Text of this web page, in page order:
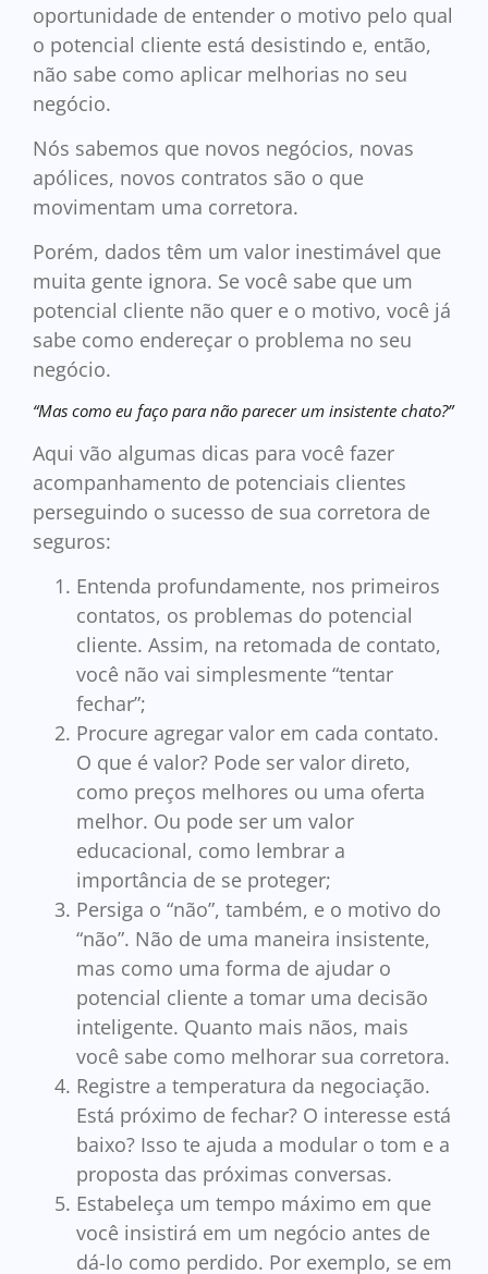
oportunidade de entender o motivo pelo qual
o potencial cliente está desistindo e, então,
não sabe como aplicar melhorias no seu
negócio.
Nós sabemos que novos negócios, novas
apólices, novos contratos são o que
movimentam uma corretora.
Porém, dados têm um valor inestimável que
muita gente ignora. Se você sabe que um
potencial cliente não quer e o motivo, você já
sabe como endereçar o problema no seu
negócio.
“Mas como eu faço para não parecer um insistente chato?”
Aqui vão algumas dicas para você fazer
acompanhamento de potenciais clientes
perseguindo o sucesso de sua corretora de
seguros:
Entenda profundamente, nos primeiros
contatos, os problemas do potencial
cliente. Assim, na retomada de contato,
você não vai simplesmente “tentar
fechar”;
Procure agregar valor em cada contato.
O que é valor? Pode ser valor direto,
como preços melhores ou uma oferta
melhor. Ou pode ser um valor
educacional, como lembrar a
importância de se proteger;
Persiga o “não”, também, e o motivo do
“não”. Não de uma maneira insistente,
mas como uma forma de ajudar o
potencial cliente a tomar uma decisão
inteligente. Quanto mais nãos, mais
você sabe como melhorar sua corretora.
Registre a temperatura da negociação.
Está próximo de fechar? O interesse está
baixo? Isso te ajuda a modular o tom e a
proposta das próximas conversas.
Estabeleça um tempo máximo em que
você insistirá em um negócio antes de
dá-lo como perdido. Por exemplo, se em